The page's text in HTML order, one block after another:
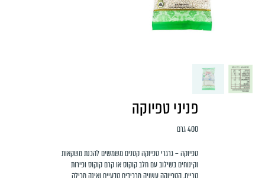
פניני טפיוקה
400 גרם
טפיוקה – גרגרי טפיוקה קטנים משמשים להכנת משקאות
וקינוחים בשילוב עם חלב קוקוס או קרם קוקוס ופירות
טריים. הטפיוקה עשויה מרכיבים טבעיים ואינה מכילה